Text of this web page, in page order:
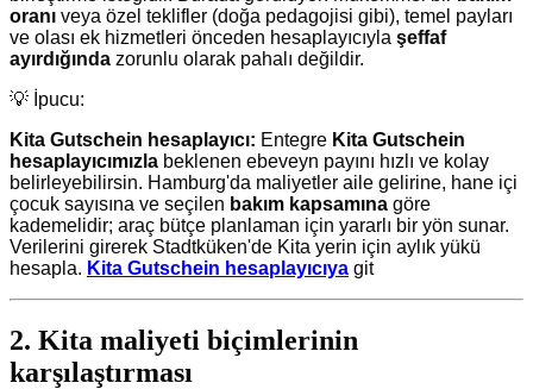
oranı veya özel teklifler (doğa pedagojisi gibi), temel payları
ve olası ek hizmetleri önceden hesaplayıcıyla şeffaf
ayırdığında zorunlu olarak pahalı değildir.
💡 İpucu:
Kita Gutschein hesaplayıcı: Entegre Kita Gutschein
hesaplayıcımızla beklenen ebeveyn payını hızlı ve kolay
belirleyebilirsin. Hamburg'da maliyetler aile gelirine, hane içi
çocuk sayısına ve seçilen bakım kapsamına göre
kademelidir; araç bütçe planlaman için yararlı bir yön sunar.
Verilerini girerek Stadtküken'de Kita yerin için aylık yükü
hesapla. Kita Gutschein hesaplayıcıya git
2. Kita maliyeti biçimlerinin
karşılaştırması